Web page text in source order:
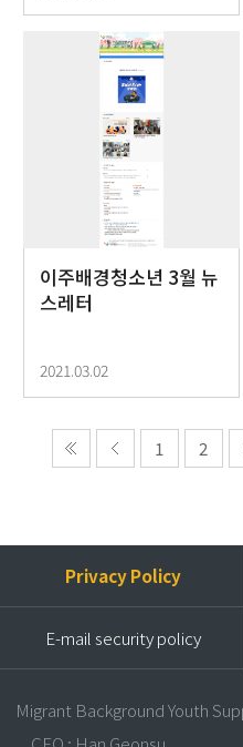
이주배경청소년 3월 뉴
스레터
2021.03.02
1 2
Privacy Policy
E-mail security policy
Migrant Background Youth